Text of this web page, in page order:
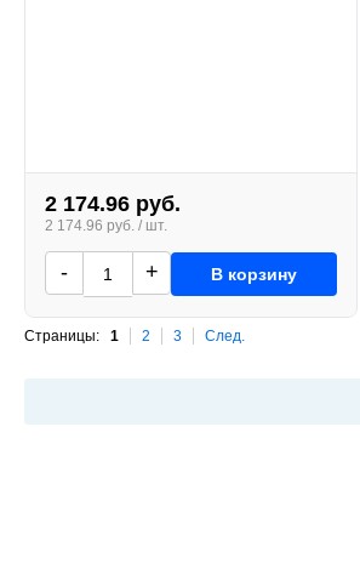
2 174.96 руб.
2 174.96 руб. / шт.
- + В корзину
Страницы: 1 2 3 След.